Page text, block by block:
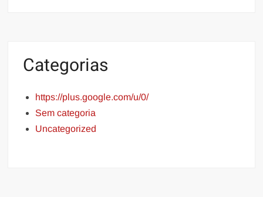
Categorias
https://plus.google.com/u/0/
Sem categoria
Uncategorized